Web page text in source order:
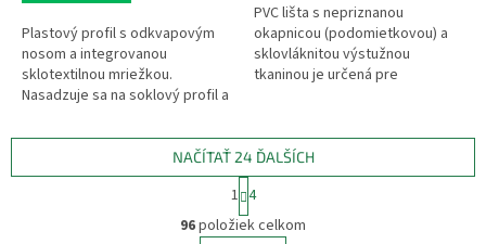
Plastový profil s odkvapovým
nosom a integrovanou
sklotextilnou mriežkou.
Nasadzuje sa na soklový profil a
zatepľovacieho systému pri
PVC lišta s nepriznanou
okapnicou (podomietkovou) a
sklovláknitou výstužnou
tkaninou je určená pre
stavebných otvorov...
O
v
NAČÍTAŤ 24 ĎALŠÍCH
S
t
r
á
1 4
96položiek celkom